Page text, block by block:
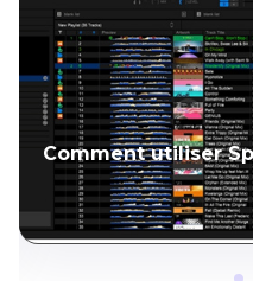
Comment utiliser